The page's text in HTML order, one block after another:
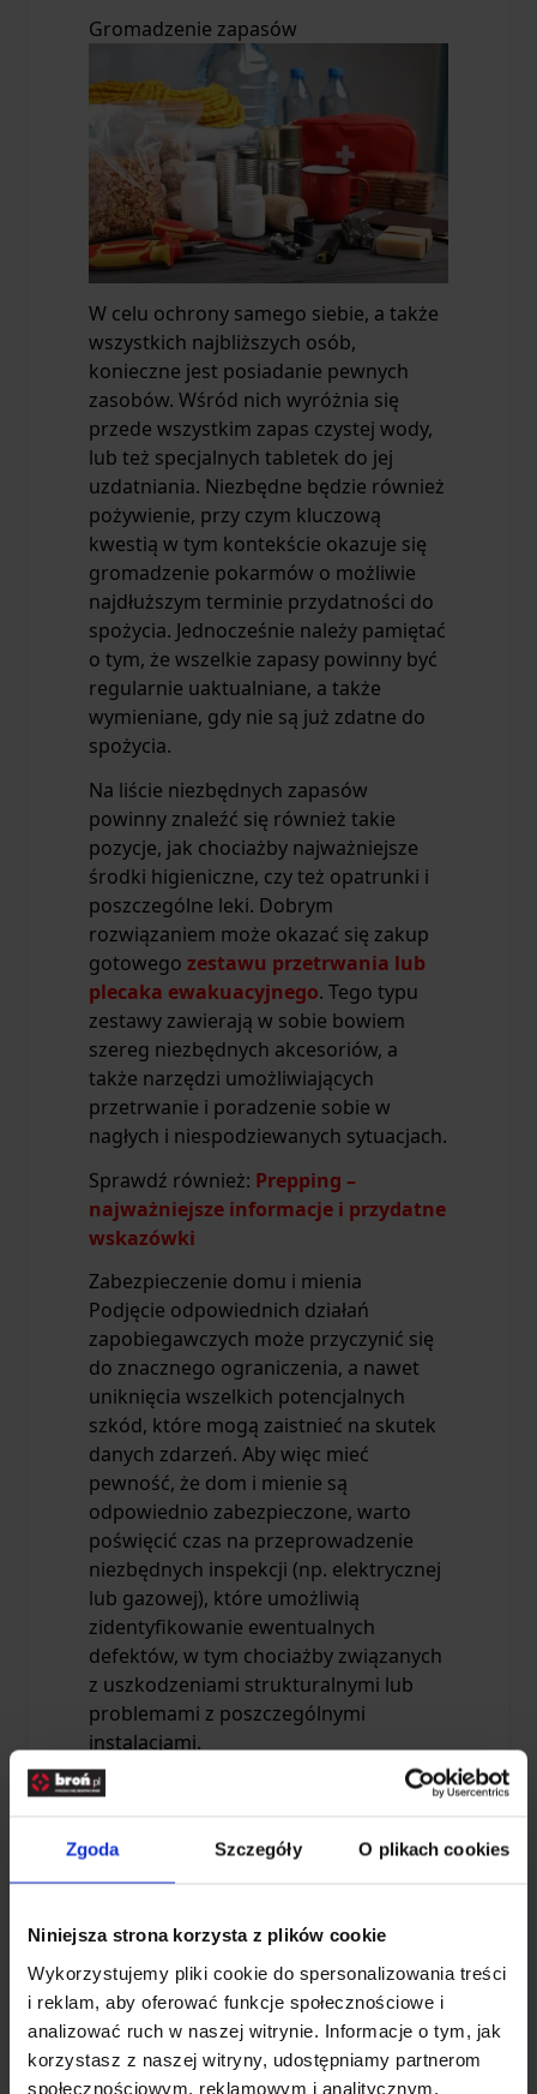
Zgoda Szczegóły O plikach cookies
Niniejsza strona korzysta z plików cookie
Wykorzystujemy pliki cookie do spersonalizowania treści
i reklam, aby oferować funkcje społecznościowe i
analizować ruch w naszej witrynie. Informacje o tym, jak
korzystasz z naszej witryny, udostępniamy partnerom
społecznościowym, reklamowym i analitycznym.
Gromadzenie zapasów
W celu ochrony samego siebie, a także
wszystkich najbliższych osób,
konieczne jest posiadanie pewnych
zasobów. Wśród nich wyróżnia się
przede wszystkim zapas czystej wody,
lub też specjalnych tabletek do jej
uzdatniania. Niezbędne będzie również
pożywienie, przy czym kluczową
kwestią w tym kontekście okazuje się
gromadzenie pokarmów o możliwie
najdłuższym terminie przydatności do
spożycia. Jednocześnie należy pamiętać
o tym, że wszelkie zapasy powinny być
regularnie uaktualniane, a także
wymieniane, gdy nie są już zdatne do
spożycia.
Na liście niezbędnych zapasów
powinny znaleźć się również takie
pozycje, jak chociażby najważniejsze
środki higieniczne, czy też opatrunki i
poszczególne leki. Dobrym
rozwiązaniem może okazać się zakup
gotowego zestawu przetrwania lub
plecaka ewakuacyjnego. Tego typu
zestawy zawierają w sobie bowiem
szereg niezbędnych akcesoriów, a
także narzędzi umożliwiających
przetrwanie i poradzenie sobie w
nagłych i niespodziewanych sytuacjach.
Sprawdź również: Prepping –
najważniejsze informacje i przydatne
wskazówki
Zabezpieczenie domu i mienia
Podjęcie odpowiednich działań
zapobiegawczych może przyczynić się
do znacznego ograniczenia, a nawet
uniknięcia wszelkich potencjalnych
szkód, które mogą zaistnieć na skutek
danych zdarzeń. Aby więc mieć
pewność, że dom i mienie są
odpowiednio zabezpieczone, warto
poświęcić czas na przeprowadzenie
niezbędnych inspekcji (np. elektrycznej
lub gazowej), które umożliwią
zidentyfikowanie ewentualnych
defektów, w tym chociażby związanych
z uszkodzeniami strukturalnymi lub
problemami z poszczególnymi
instalacjami.
Zdobycie niezbędnej wiedzy i